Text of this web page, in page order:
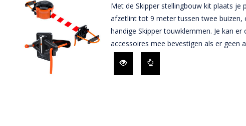
Met de Skipper stellingbouw kit plaats je
afzetlint tot 9 meter tussen twee buizen,
handige Skipper touwklemmen. Je kan er
accessoires mee bevestigen als er geen